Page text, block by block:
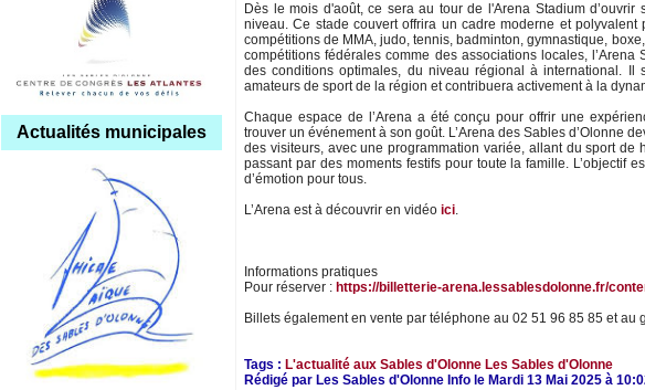
Actualités municipales
Dès le mois d'août, ce sera au tour de l'Arena Stadium
niveau. Ce stade couvert offrira un cadre moderne et
compétitions de MMA, judo, tennis, badminton, gymnastique,
compétitions fédérales comme des associations locales,
des conditions optimales, du niveau régional à international. Il
amateurs de sport de la région et contribuera activement à la
Chaque espace de l’Arena a été conçu pour offrir une
trouver un événement à son goût. L’Arena des Sables d’Olonne
des visiteurs, avec une programmation variée, allant du sport
passant par des moments festifs pour toute la famille. L’objectif
d’émotion pour tous.
L’Arena est à découvrir en vidéoici.
Informations pratiques
Pour réserver : https://billetterie-arena.lessablesdolonne.fr/
Billets également en vente par téléphone au 02 51 96 85 85 et au
Tags : L'actualité aux Sables d'Olonne Les Sables d'Olonne
Rédigé par Les Sables d'Olonne Info le Mardi 13 Mai 2025 à